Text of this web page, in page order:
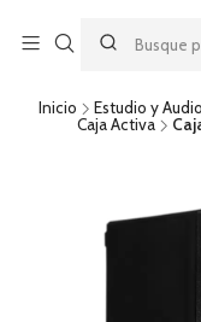
por una compra
acumulable a otras
Inicio Estudio y
Caja Activa